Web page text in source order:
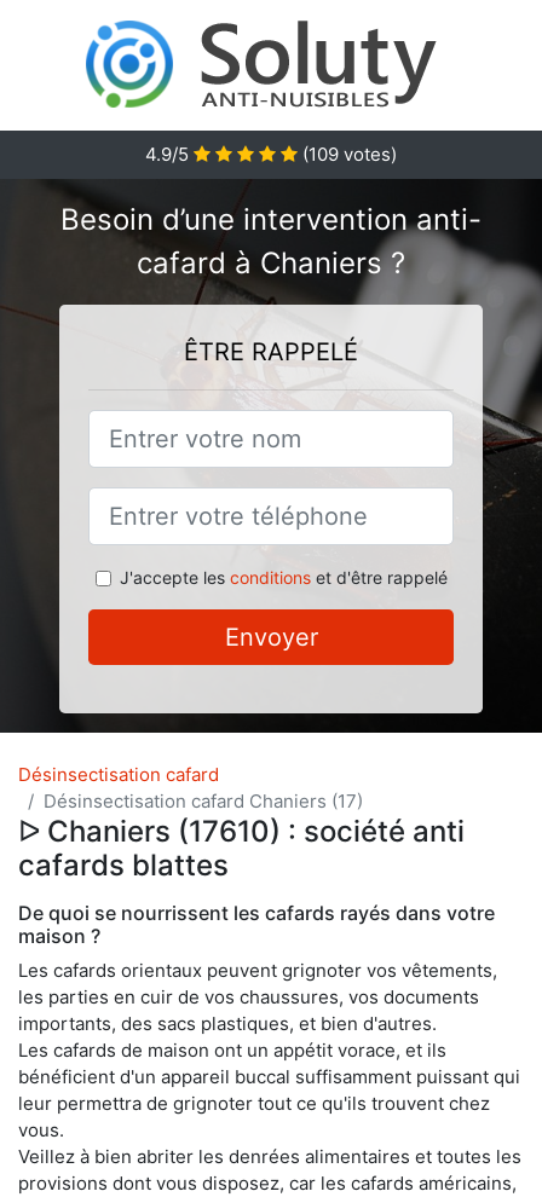
4.9/5 (109 votes)
Besoin d’une intervention anti-
cafard à Chaniers ?
ÊTRE RAPPELÉ
J'accepte les conditionset d'être rappelé
Envoyer
Désinsectisation cafard
Désinsectisation cafard Chaniers (17)
ᐅ Chaniers (17610) : société anti
cafards blattes
De quoi se nourrissent les cafards rayés dans votre
maison ?
Les cafards orientaux peuvent grignoter vos vêtements,
les parties en cuir de vos chaussures, vos documents
importants, des sacs plastiques, et bien d'autres.
Les cafards de maison ont un appétit vorace, et ils
bénéficient d'un appareil buccal suffisamment puissant qui
leur permettra de grignoter tout ce qu'ils trouvent chez
vous.
Veillez à bien abriter les denrées alimentaires et toutes les
provisions dont vous disposez, car les cafards américains,